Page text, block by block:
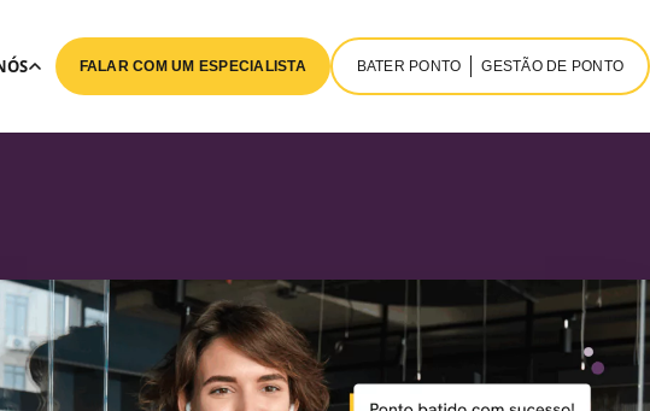
FALAR COM UM ESPECIALISTA BATER PONTO GESTÃO DE PONTO